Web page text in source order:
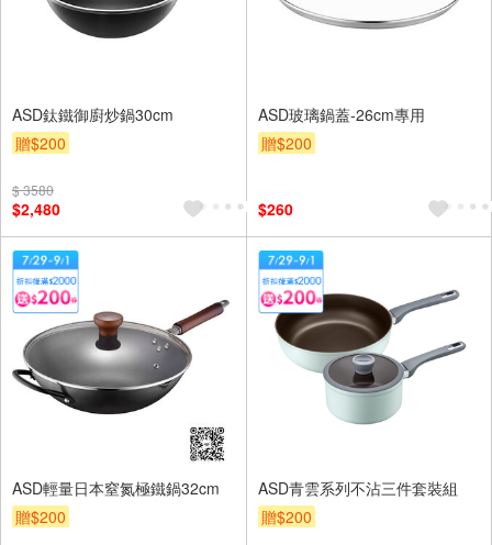
ASD鈦鐵御廚炒鍋30cm
贈$200
$ 3580
$2,480
ASD玻璃鍋蓋-26cm專用
贈$200
$260
ASD輕量日本窒氮極鐵鍋32cm
贈$200
ASD青雲系列不沾三件套裝組
贈$200